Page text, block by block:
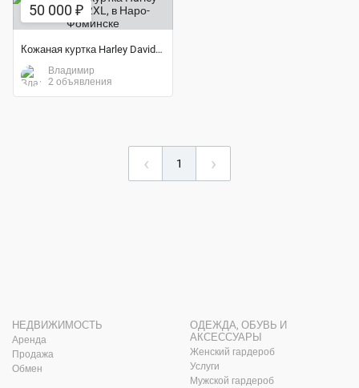
50 000 ₽
Кожаная куртка Harley Davidson, 2XL
Владимир
2 объявления
‹ 1 ›
НЕДВИЖИМОСТЬ
Аренда
Продажа
Обмен
ОДЕЖДА, ОБУВЬ И
АКСЕССУАРЫ
Женский гардероб
Услуги
Мужской гардероб